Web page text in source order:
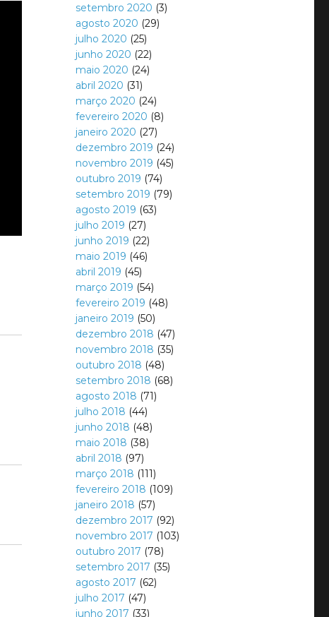
setembro 2020 (3)
agosto 2020 (29)
julho 2020 (25)
junho 2020 (22)
maio 2020 (24)
abril 2020 (31)
março 2020 (24)
fevereiro 2020 (8)
janeiro 2020 (27)
dezembro 2019 (24)
novembro 2019 (45)
outubro 2019 (74)
setembro 2019 (79)
agosto 2019 (63)
julho 2019 (27)
junho 2019 (22)
maio 2019 (46)
abril 2019 (45)
março 2019 (54)
fevereiro 2019 (48)
janeiro 2019 (50)
dezembro 2018 (47)
novembro 2018 (35)
outubro 2018 (48)
setembro 2018 (68)
agosto 2018 (71)
julho 2018 (44)
junho 2018 (48)
maio 2018 (38)
abril 2018 (97)
março 2018 (111)
fevereiro 2018 (109)
janeiro 2018 (57)
dezembro 2017 (92)
novembro 2017 (103)
outubro 2017 (78)
setembro 2017 (35)
agosto 2017 (62)
julho 2017 (47)
junho 2017 (33)